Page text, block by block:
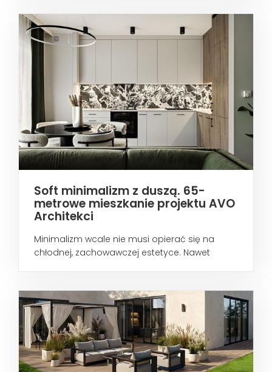
Soft minimalizm z duszą. 65-
metrowe mieszkanie projektu AVO
Architekci
Minimalizm wcale nie musi opierać się na
chłodnej, zachowawczej estetyce. Nawet